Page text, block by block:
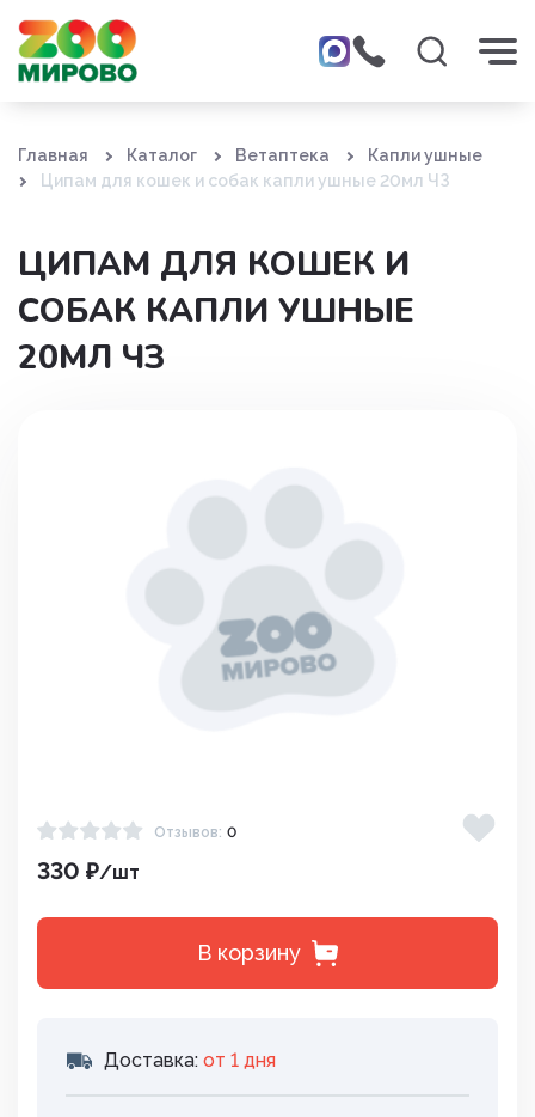
Главная Каталог Ветаптека
Капли ушные
Ципам для кошек и собак капли ушные 20мл ЧЗ
ЦИПАМ ДЛЯ КОШЕК И
СОБАК КАПЛИ УШНЫЕ
20МЛ ЧЗ
Отзывов: 0
330 ₽/шт
В корзину
Доставка: от 1 дня